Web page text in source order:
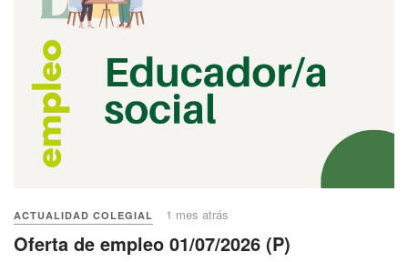
ACTUALIDAD COLEGIAL 1 mes atrás
Oferta de empleo 01/07/2026 (P)